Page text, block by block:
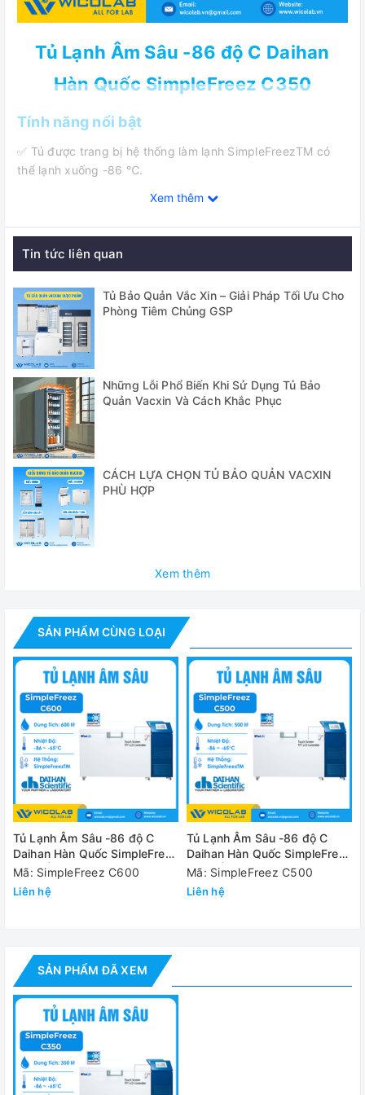
Tủ Lạnh Âm Sâu -86 độ C Daihan
Hàn Quốc SimpleFreez C350
Tính năng nổi bật
✅ Tủ được trang bị hệ thống làm lạnh SimpleFreezTM có
thể lạnh xuống -86 ℃.
✅ Bộ điều khiển Smart-LabTM
✅ Bảo hiểm PL (Trách nhiệm với sản phẩm)
✅ Màn hình cảm ứng TFT LCD Full 7 " Ergonomic (Bộ điều
khiển Smart-LabTM)
✅ WiReTM App & nền tảng Web.
✅ Chức năng quản lý lưu trữ
✅ Chức năng tự chẩn đoán
✅ Ghi dữ liệu tự động
✅ Kết nối Internet qua WiFi
✅ Bộ ngắt chân không tự động - Dễ dàng mở đóng cửa.
✅ Thiết kế mạnh mẽ và linh hoạt cửa Handle
✅ Bảo trì dễ dàng và cải thiện hiệu suất
✅ Bảng điều khiển cách nhiệt chất lượng cao và cửa bên
trong đảm bảo rã đông xung quanh bề mặt bên ngoài.
✅ Được thiết kế cảnh báo chuẩn và Chức năng bảo động
✅ Cổng RS232 truyền thông liên kết và được hỗ trợ bằng
một phần mềm điều khiển từ xa
Cung cấp bao gồm:
- Tủ lạnh âm sâu Daihan SimpleFreez C350
- Số ngăn để mẫu: 3 ngăn
- Hướng dẫn sử dụng SimpleFreez C350
Model SimpleFreez C350
Dung tích 350 Lít
Hệ thống làm
lạnh
-86°C ~ -65°C
Xem thêm
Tin tức liên quan
Tủ Bảo Quản Vắc Xin – Giải Pháp Tối Ưu Cho
Phòng Tiêm Chủng GSP
Những Lỗi Phổ Biến Khi Sử Dụng Tủ Bảo
Quản Vacxin Và Cách Khắc Phục
CÁCH LỰA CHỌN TỦ BẢO QUẢN VACXIN
PHÙ HỢP
Xem thêm
SẢN PHẨM CÙNG LOẠI
Tủ Lạnh Âm Sâu -86 độ C
Daihan Hàn Quốc SimpleFreez
C600 | 600 Lít - Kiểu Ngang
Mã: SimpleFreez C600
Liên hệ
Tủ Lạnh Âm Sâu -86 độ C
Daihan Hàn Quốc SimpleFreez
C500 | 500 Lít - Kiểu Ngang
Mã: SimpleFreez C500
Liên hệ
SẢN PHẨM ĐÃ XEM